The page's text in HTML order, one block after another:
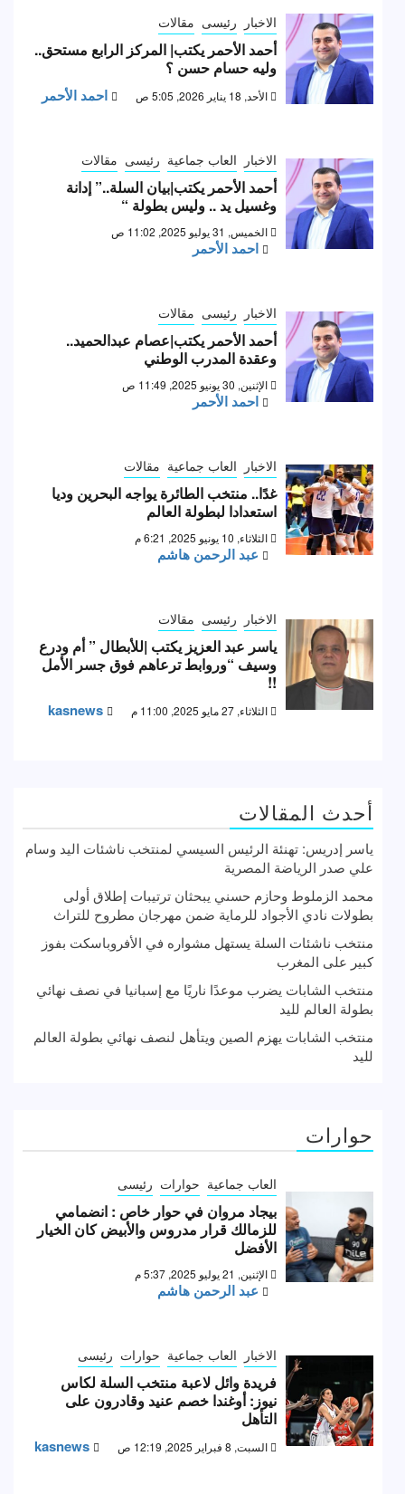
الاخبار رئيسى مقالات
أحمد الأحمر يكتب| المركز الرابع مستحق..
وليه حسام حسن ؟
الأحد, 18 يناير 2026, 5:05 ص احمد الأحمر
الاخبار العاب جماعية رئيسى مقالات
أحمد الأحمر يكتب|بيان السلة..” إدانة
وغسيل يد .. وليس بطولة “
الخميس, 31 يوليو 2025, 11:02 ص
احمد الأحمر
الاخبار رئيسى مقالات
أحمد الأحمر يكتب|عصام عبدالحميد..
وعقدة المدرب الوطني
الإثنين, 30 يونيو 2025, 11:49 ص
احمد الأحمر
الاخبار العاب جماعية مقالات
غدًا.. منتخب الطائرة يواجه البحرين وديا
استعدادا لبطولة العالم
الثلاثاء, 10 يونيو 2025, 6:21 م
عبد الرحمن هاشم
الاخبار رئيسى مقالات
ياسر عبد العزيز يكتب |للأبطال ” أم ودرع
وسيف “وروابط ترعاهم فوق جسر الأمل
!!
الثلاثاء, 27 مايو 2025, 11:00 م kasnews
أحدث المقالات
ياسر إدريس: تهنئة الرئيس السيسي لمنتخب ناشئات اليد وسام
علي صدر الرياضة المصرية
محمد الزملوط وحازم حسني يبحثان ترتيبات إطلاق أولى
بطولات نادي الأجواد للرماية ضمن مهرجان مطروح للتراث
منتخب ناشئات السلة يستهل مشواره في الأفروباسكت بفوز
كبير على المغرب
منتخب الشابات يضرب موعدًا ناريًا مع إسبانيا في نصف نهائي
بطولة العالم لليد
منتخب الشابات يهزم الصين ويتأهل لنصف نهائي بطولة العالم
لليد
حوارات
العاب جماعية حوارات رئيسى
بيجاد مروان في حوار خاص : انضمامي
للزمالك قرار مدروس والأبيض كان الخيار
الأفضل
الإثنين, 21 يوليو 2025, 5:37 م
عبد الرحمن هاشم
الاخبار العاب جماعية حوارات رئيسى
فريدة وائل لاعبة منتخب السلة لكاس
نيوز: أوغندا خصم عنيد وقادرون على
التأهل
السبت, 8 فبراير 2025, 12:19 ص kasnews